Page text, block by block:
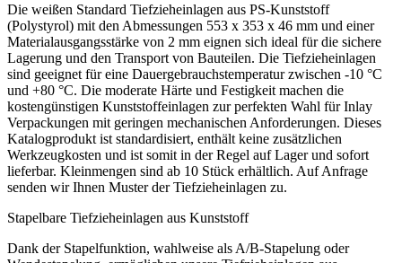
Die weißen Standard Tiefzieheinlagen aus PS-Kunststoff
(Polystyrol) mit den Abmessungen 553 x 353 x 46 mm und einer
Materialausgangsstärke von 2 mm eignen sich ideal für die sichere
Lagerung und den Transport von Bauteilen. Die Tiefzieheinlagen
sind geeignet für eine Dauergebrauchstemperatur zwischen -10 °C
und +80 °C. Die moderate Härte und Festigkeit machen die
kostengünstigen Kunststoffeinlagen zur perfekten Wahl für Inlay
Verpackungen mit geringen mechanischen Anforderungen. Dieses
Katalogprodukt ist standardisiert, enthält keine zusätzlichen
Werkzeugkosten und ist somit in der Regel auf Lager und sofort
lieferbar. Kleinmengen sind ab 10 Stück erhältlich. Auf Anfrage
senden wir Ihnen Muster der Tiefzieheinlagen zu.
Stapelbare Tiefzieheinlagen aus Kunststoff
Dank der Stapelfunktion, wahlweise als A/B-Stapelung oder